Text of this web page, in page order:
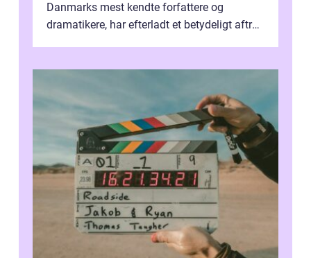
Danmarks mest kendte forfattere og
dramatikere, har efterladt et betydeligt aftryk